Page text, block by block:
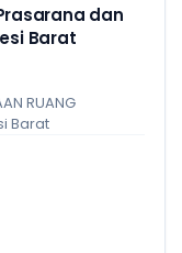
dan
Barat
RUANG
Barat